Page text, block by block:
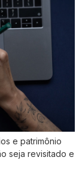
e patrimônio
seja revisitado e